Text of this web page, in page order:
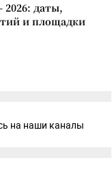
2026: даты,
и площадки
на наши каналы